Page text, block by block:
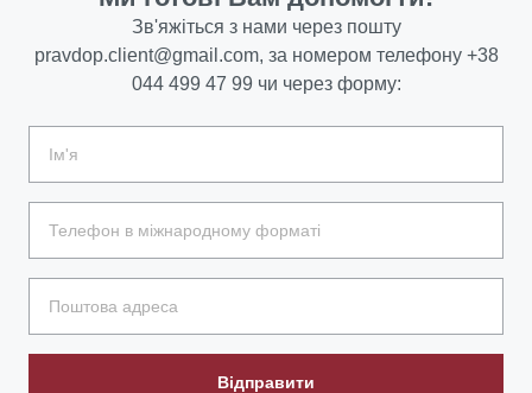
Зв'яжіться з нами через пошту
pravdop.client@gmail.com, за номером телефону +38
044 499 47 99 чи через форму:
Відправити